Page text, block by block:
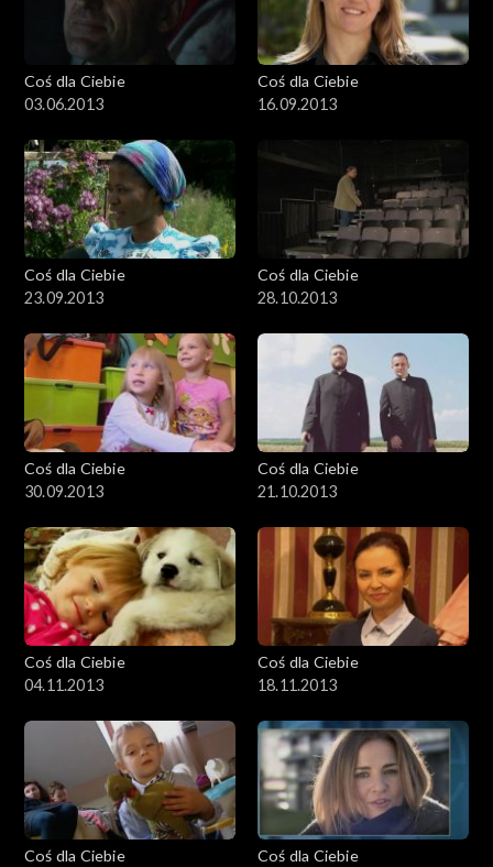
Coś dla Ciebie
03.06.2013
Coś dla Ciebie
16.09.2013
Coś dla Ciebie
23.09.2013
Coś dla Ciebie
28.10.2013
Coś dla Ciebie
30.09.2013
Coś dla Ciebie
21.10.2013
Coś dla Ciebie
04.11.2013
Coś dla Ciebie
18.11.2013
Coś dla Ciebie
Coś dla Ciebie